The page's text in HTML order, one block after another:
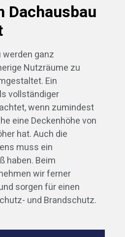
Dachausbau
werden ganz
Nutzräume zu
Ein
vollständiger
wenn zumindest
eine Deckenhöhe von
hat. Auch die
muss ein
haben. Beim
wir ferner
sorgen für einen
und Brandschutz.